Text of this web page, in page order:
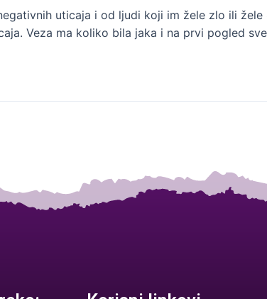
uticaja i od ljudi koji im žele zlo ili
Veza ma koliko bila jaka i na prvi pogled